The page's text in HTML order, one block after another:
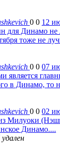
0 0 12
для Динамо
тоже не
0 0 07
является
в Динамо, то
0 0 02
Милуоки
Динамо....